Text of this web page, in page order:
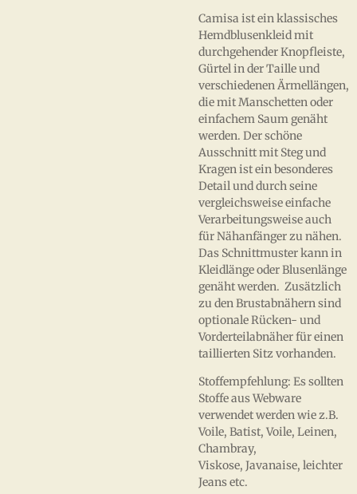
Camisa ist ein klassisches
Hemdblusenkleid mit
durchgehender Knopfleiste,
Gürtel in der Taille und
verschiedenen Ärmellängen,
die mit Manschetten oder
einfachem Saum genäht
werden. Der schöne
Ausschnitt mit Steg und
Kragen ist ein besonderes
Detail und durch seine
vergleichsweise einfache
Verarbeitungsweise auch
für Nähanfänger zu nähen.
Das Schnittmuster kann in
Kleidlänge oder Blusenlänge
genäht werden. Zusätzlich
zu den Brustabnähern sind
optionale Rücken- und
Vorderteilabnäher für einen
taillierten Sitz vorhanden.
Stoffempfehlung: Es sollten
Stoffe aus Webware
verwendet werden wie z.B.
Voile, Batist, Voile, Leinen,
Chambray,
Viskose, Javanaise, leichter
Jeans etc.